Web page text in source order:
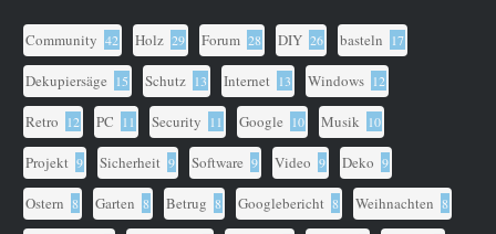
Community 42 Holz 29 Forum 28 DIY 26 basteln 17
Dekupiersäge 15 Schutz 13 Internet 13 Windows 12
Retro 12 PC 11 Security 11 Google 10 Musik 10
Projekt 9 Sicherheit 9 Software 9 Video 9 Deko 9
Ostern 8 Garten 8 Betrug 8 Googlebericht 8 Weihnachten 8